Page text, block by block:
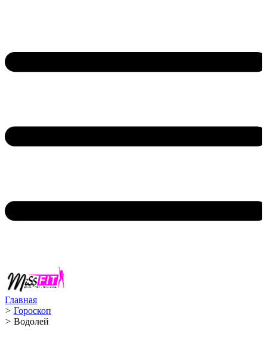
Главная
> Гороскоп
> Водолей ️